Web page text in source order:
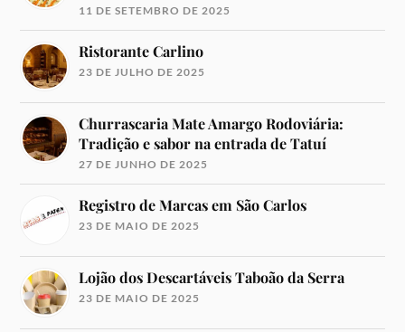
11 DE SETEMBRO DE 2025
Ristorante Carlino
23 DE JULHO DE 2025
Churrascaria Mate Amargo Rodoviária:
Tradição e sabor na entrada de Tatuí
27 DE JUNHO DE 2025
Registro de Marcas em São Carlos
23 DE MAIO DE 2025
Lojão dos Descartáveis Taboão da Serra
23 DE MAIO DE 2025